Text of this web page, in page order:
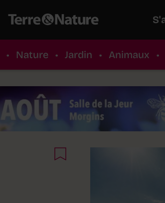
• Nature • Jardin • Animaux •